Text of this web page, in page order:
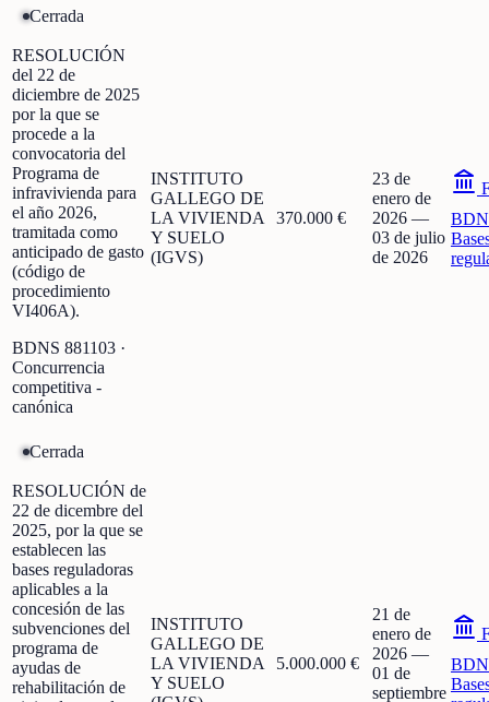
Cerrada
RESOLUCIÓN
del 22 de
diciembre de 2025
por la que se
procede a la
convocatoria del
Programa de
infravivienda para
el año 2026,
tramitada como
anticipado de gasto
(código de
procedimiento
VI406A).
BDNS 881103 ·
Concurrencia
competitiva -
canónica
INSTITUTO
GALLEGO DE
LA VIVIENDA
Y SUELO
(IGVS)
370.000 €
23 de
enero de
2026 —
03 de julio
de 2026
Cerrada
RESOLUCIÓN de
22 de dicembre del
2025, por la que se
establecen las
bases reguladoras
aplicables a la
concesión de las
subvenciones del
programa de
ayudas de
rehabilitación de
INSTITUTO
GALLEGO DE
LA VIVIENDA
Y SUELO
5.000.000 €
21 de
enero de
2026 —
01 de
septiembre